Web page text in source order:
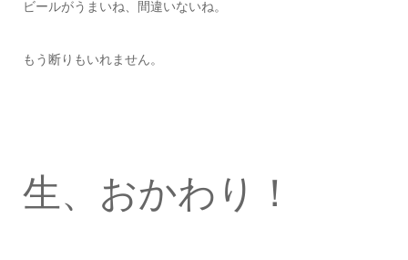
ビールがうまいね、間違いないね。
もう断りもいれません。
生、おかわり！